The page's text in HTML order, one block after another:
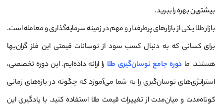
بیشترین بهره را ببرید.
بازار طلا یکی از بازارهای پرطرفدار و مهم در زمینه سرمایه‌گذاری و معامله است.
برای کسانی که به دنبال کسب سود از نوسانات قیمتی این فلز گران‌بها
هستند، ما دوره جامع نوسان‌گیری طلا را ارائه داده‌ایم. این دوره تخصصی،
استراتژی‌های نوسان‌گیری را به شما می‌آموزد که چگونه در بازه‌های زمانی
کوتاه‌مدت و میان‌مدت از تغییرات قیمت طلا استفاده کنید. با یادگیری این